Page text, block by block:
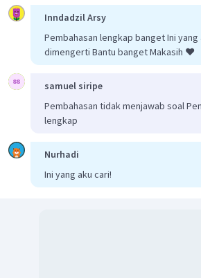
Inndadzil Arsy
Pembahasan lengkap banget Ini yang
dimengerti Bantu banget Makasih ❤️
samuel siripe
Pembahasan tidak menjawab soal
lengkap
Nurhadi
Ini yang aku cari!